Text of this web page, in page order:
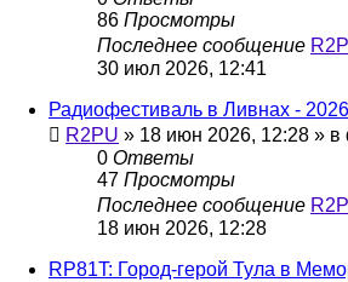
86 Просмотры
Последнее сообщение
30 июл 2026, 12:41
Радиофестиваль в Ливнах - 2026
R2PU » 18 июн 2026, 12:28 » в
0 Ответы
47 Просмотры
Последнее сообщение
18 июн 2026, 12:28
RP81T: Город-герой Тула в